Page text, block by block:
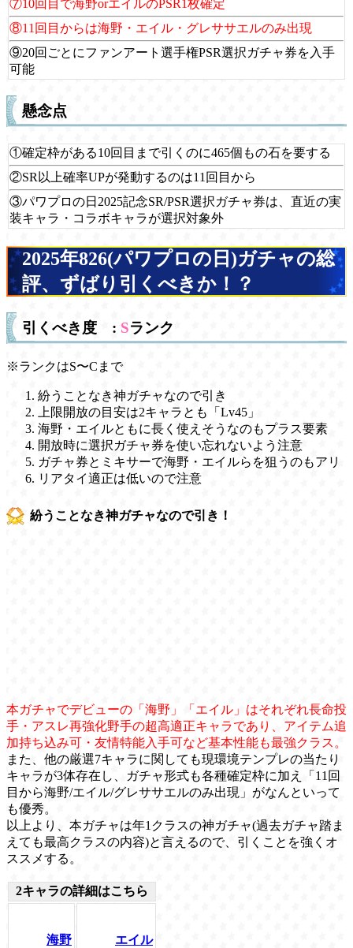
⑦10回目で海野orエイルのPSR1枚確定
⑧11回目からは海野・エイル・グレササエルのみ出現
⑨20回ごとにファンアート選手権PSR選択ガチャ券を入手
可能
懸念点
①確定枠がある10回目まで引くのに465個もの石を要する
②SR以上確率UPが発動するのは11回目から
③パワプロの日2025記念SR/PSR選択ガチャ券は、直近の実
装キャラ・コラボキャラが選択対象外
2025年826(パワプロの日)ガチャの総
評、ずばり引くべきか！？
引くべき度 : Sランク
※ランクはS〜Cまで
紛うことなき神ガチャなので引き
上限開放の目安は2キャラとも「Lv45」
海野・エイルともに長く使えそうなのもプラス要素
開放時に選択ガチャ券を使い忘れないよう注意
ガチャ券とミキサーで海野・エイルらを狙うのもアリ
リアタイ適正は低いので注意
紛うことなき神ガチャなので引き！
本ガチャでデビューの「海野」「エイル」はそれぞれ長命投
手・アスレ再強化野手の超高適正キャラであり、アイテム追
加持ち込み可・友情特能入手可など基本性能も最強クラス。
また、他の厳選7キャラに関しても現環境テンプレの当たり
キャラが3体存在し、ガチャ形式も各種確定枠に加え「11回
目から海野/エイル/グレササエルのみ出現」がなんといって
も優秀。
以上より、本ガチャは年1クラスの神ガチャ(過去ガチャ踏ま
えても最高クラスの内容)と言えるので、引くことを強くオ
ススメする。
2キャラの詳細はこちら
海野 エイル